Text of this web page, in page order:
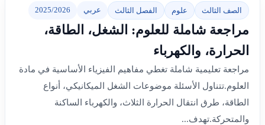
الصف الثالث علوم الفصل الثالث عربي 2025/2026
مراجعة شاملة للعلوم: الشغل، الطاقة،
الحرارة، والكهرباء
مراجعة تعليمية شاملة تغطي مفاهيم الفيزياء الأساسية في مادة
العلوم.تتناول الأسئلة موضوعات الشغل الميكانيكي، أنواع
الطاقة، طرق انتقال الحرارة الثلاث، والكهرباء الساكنة
والمتحركة.تهدف...